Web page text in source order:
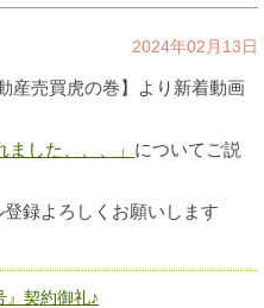
2024年02月13日
産売買虎の巻】より新着動画
ました、、、」 についてご説
録よろしくお願いします
』契約御礼♪